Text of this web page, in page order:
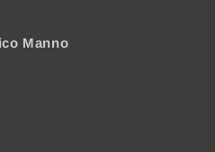
Manno